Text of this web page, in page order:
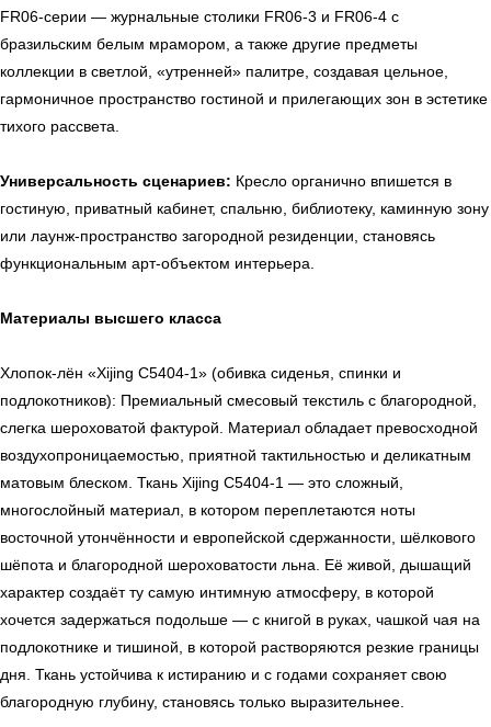
FR06-серии — журнальные столики FR06-3 и FR06-4 с
бразильским белым мрамором, а также другие предметы
коллекции в светлой, «утренней» палитре, создавая цельное,
гармоничное пространство гостиной и прилегающих зон в эстетике
тихого рассвета.
Универсальность сценариев: Кресло органично впишется в
гостиную, приватный кабинет, спальню, библиотеку, каминную зону
или лаунж-пространство загородной резиденции, становясь
функциональным арт-объектом интерьера.
Материалы высшего класса
Хлопок-лён «Xijing C5404-1» (обивка сиденья, спинки и
подлокотников): Премиальный смесовый текстиль с благородной,
слегка шероховатой фактурой. Материал обладает превосходной
воздухопроницаемостью, приятной тактильностью и деликатным
матовым блеском. Ткань Xijing C5404-1 — это сложный,
многослойный материал, в котором переплетаются ноты
восточной утончённости и европейской сдержанности, шёлкового
шёпота и благородной шероховатости льна. Её живой, дышащий
характер создаёт ту самую интимную атмосферу, в которой
хочется задержаться подольше — с книгой в руках, чашкой чая на
подлокотнике и тишиной, в которой растворяются резкие границы
дня. Ткань устойчива к истиранию и с годами сохраняет свою
благородную глубину, становясь только выразительнее.